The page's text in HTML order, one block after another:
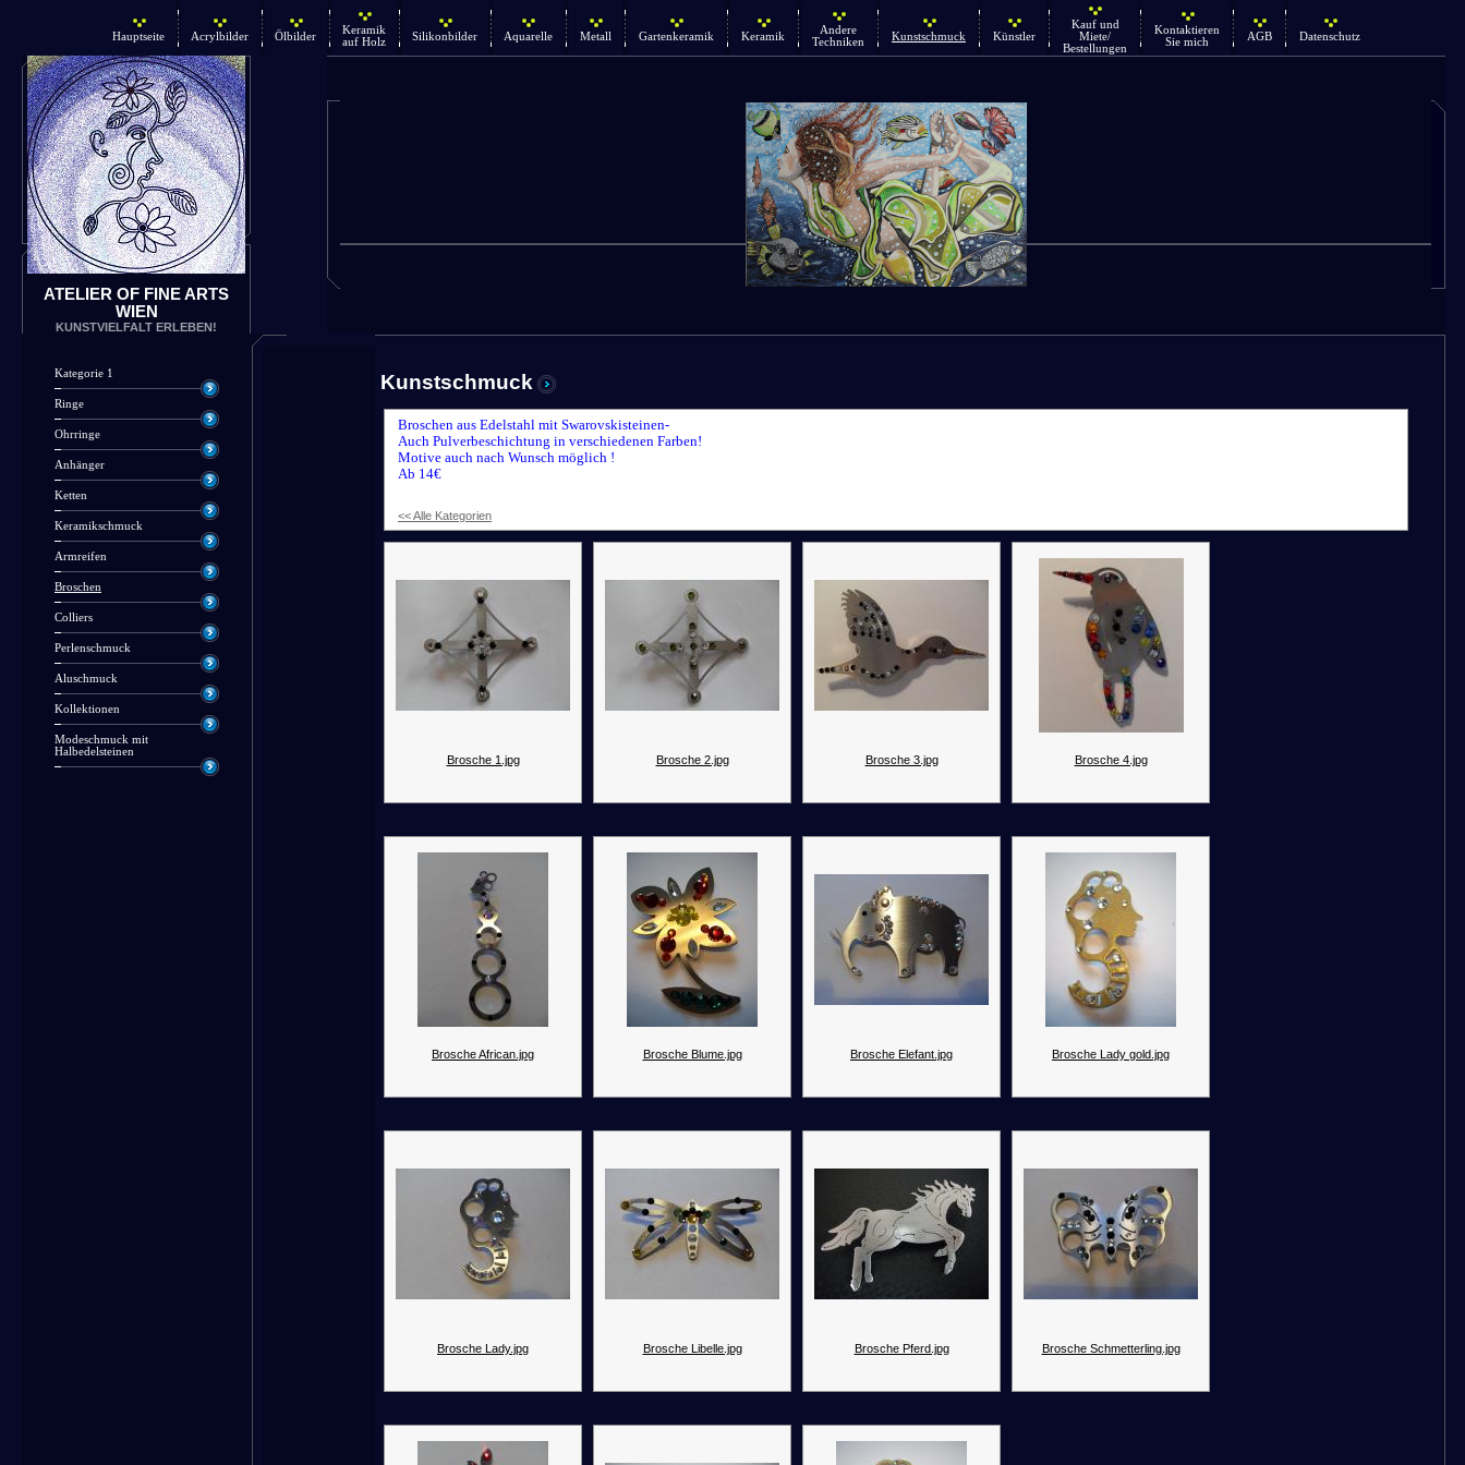
Hauptseite Acrylbilder Ölbilder
Keramik
auf Holz
Silikonbilder Aquarelle Metall Gartenkeramik Keramik
Andere
Techniken
Kunstschmuck Künstler
Kauf und
Miete/
Bestellungen
Kontaktieren
Sie mich
AGB Datenschutz
ATELIER OF FINE ARTS
WIEN
KUNSTVIELFALT ERLEBEN!
Kategorie 1
Ringe
Ohrringe
Anhänger
Ketten
Keramikschmuck
Armreifen
Broschen
Colliers
Perlenschmuck
Aluschmuck
Kollektionen
Modeschmuck mit
Halbedelsteinen
Kunstschmuck
Broschen aus Edelstahl mit Swarovskisteinen-
Auch Pulverbeschichtung in verschiedenen Farben!
Motive auch nach Wunsch möglich !
Ab 14€
<< Alle Kategorien
Brosche 1.jpg Brosche 2.jpg Brosche 3.jpg Brosche 4.jpg
Brosche African.jpg Brosche Blume.jpg Brosche Elefant.jpg Brosche Lady gold.jpg
Brosche Lady.jpg Brosche Libelle.jpg Brosche Pferd.jpg Brosche Schmetterling.jpg